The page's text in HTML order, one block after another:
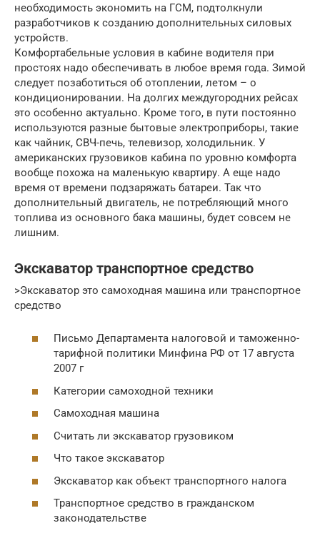
необходимость экономить на ГСМ, подтолкнули
разработчиков к созданию дополнительных силовых
устройств.
Комфортабельные условия в кабине водителя при
простоях надо обеспечивать в любое время года. Зимой
следует позаботиться об отоплении, летом – о
кондиционировании. На долгих междугородних рейсах
это особенно актуально. Кроме того, в пути постоянно
используются разные бытовые электроприборы, такие
как чайник, СВЧ-печь, телевизор, холодильник. У
американских грузовиков кабина по уровню комфорта
вообще похожа на маленькую квартиру. А еще надо
время от времени подзаряжать батареи. Так что
дополнительный двигатель, не потребляющий много
топлива из основного бака машины, будет совсем не
лишним.
Экскаватор транспортное средство
>Экскаватор это самоходная машина или транспортное
средство
Письмо Департамента налоговой и таможенно-
тарифной политики Минфина РФ от 17 августа
2007 г
Категории самоходной техники
Самоходная машина
Считать ли экскаватор грузовиком
Что такое экскаватор
Экскаватор как объект транспортного налога
Транспортное средство в гражданском
законодательстве